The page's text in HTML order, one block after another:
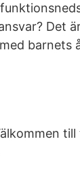
Det
barnets